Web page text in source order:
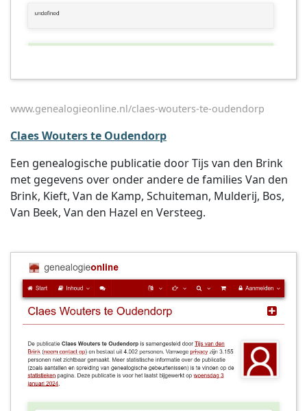
www.genealogieonline.nl/claes-wouters-te-oudendorp
Claes Wouters te Oudendorp
Een genealogische publicatie door Tijs van den Brink
met gegevens over onder andere de families Van den
Brink, Kieft, Van de Kamp, Schuiteman, Mulderij, Bos,
Van Beek, Van den Hazel en Versteeg.